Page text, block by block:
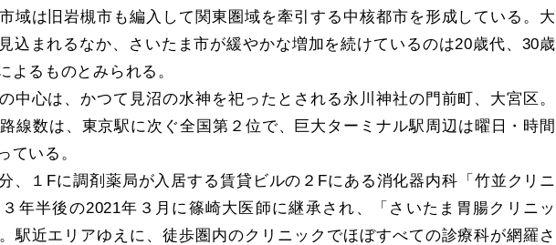
域は旧岩槻市も編入して関東圏域を牽引する中核都市を形成している。大
込まれるなか、さいたま市が緩やかな増加を続けているのは20歳代、30歳
よるものとみられる。
中心は、かつて見沼の水神を祀ったとされる永川神社の門前町、大宮区。
線数は、東京駅に次ぐ全国第２位で、巨大ターミナル駅周辺は曜日・時間
ている。
、１Fに調剤薬局が入居する賃貸ビルの２Fにある消化器内科「竹並クリニ
年半後の2021年３月に篠崎大医師に継承され、「さいたま胃腸クリニッ
駅近エリアゆえに、徒歩圏内のクリニックでほぼすべての診療科が網羅さ